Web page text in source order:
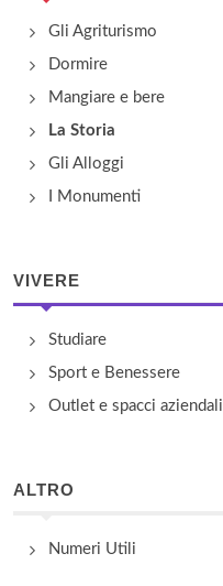
Gli Agriturismo
Dormire
Mangiare e bere
La Storia
Gli Alloggi
I Monumenti
VIVERE
Studiare
Sport e Benessere
Outlet e spacci aziendali
ALTRO
Numeri Utili